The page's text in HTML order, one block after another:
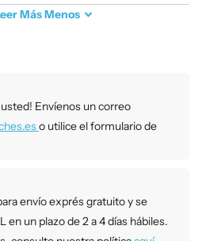
MásMenos
Envíenos un correo
o utilice el formulario de
envío exprés gratuito y se
en un plazo de 2 a 4 días hábiles.